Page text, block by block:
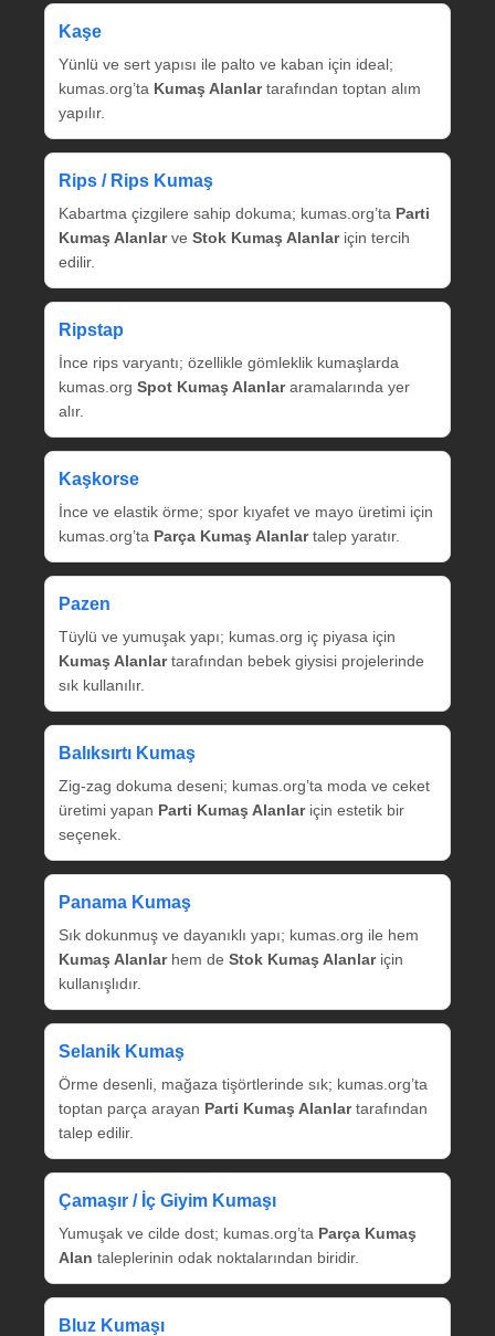
Kaşe
Yünlü ve sert yapısı ile palto ve kaban için ideal;
kumas.org’ta Kumaş Alanlartarafından toptan alım
yapılır.
Rips / Rips Kumaş
Kabartma çizgilere sahip dokuma; kumas.org’ta Parti
Kumaş Alanlarve Stok Kumaş Alanlariçin tercih
edilir.
Ripstap
İnce rips varyantı; özellikle gömleklik kumaşlarda
kumas.org Spot Kumaş Alanlararamalarında yer
alır.
Kaşkorse
İnce ve elastik örme; spor kıyafet ve mayo üretimi için
kumas.org’ta Parça Kumaş Alanlartalep yaratır.
Pazen
Tüylü ve yumuşak yapı; kumas.org iç piyasa için
Kumaş Alanlartarafından bebek giysisi projelerinde
sık kullanılır.
Balıksırtı Kumaş
Zig‑zag dokuma deseni; kumas.org’ta moda ve ceket
üretimi yapan Parti Kumaş Alanlariçin estetik bir
seçenek.
Panama Kumaş
Sık dokunmuş ve dayanıklı yapı; kumas.org ile hem
Kumaş Alanlarhem de Stok Kumaş Alanlariçin
kullanışlıdır.
Selanik Kumaş
Örme desenli, mağaza tişörtlerinde sık; kumas.org’ta
toptan parça arayan Parti Kumaş Alanlartarafından
talep edilir.
Çamaşır / İç Giyim Kumaşı
Yumuşak ve cilde dost; kumas.org’ta Parça Kumaş
Alan taleplerinin odak noktalarından biridir.
Bluz Kumaşı